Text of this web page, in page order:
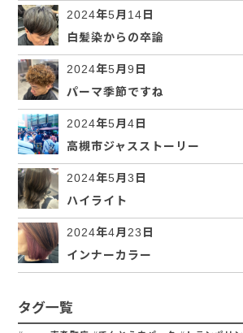
2024年5月14日
白髪染からの卒論
2024年5月9日
パーマ季節ですね
2024年5月4日
高槻市ジャスストーリー
2024年5月3日
ハイライト
2024年4月23日
インナーカラー
タグ一覧